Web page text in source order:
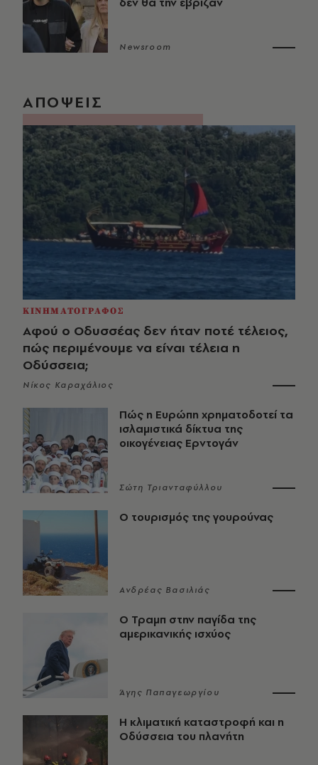
Newsroom
ΑΠΟΨΕΙΣ
ΚΙΝΗΜΑΤΟΓΡΑΦΟΣ
Αφού ο Οδυσσέας δεν ήταν ποτέ τέλειος,
πώς περιμένουμε να είναι τέλεια η
Οδύσσεια;
Νίκος Καραχάλιος
Πώς η Ευρώπη χρηματοδοτεί τα
ισλαμιστικά δίκτυα της
οικογένειας Ερντογάν
Σώτη Τριανταφύλλου
Ο τουρισμός της γουρούνας
Ανδρέας Βασιλιάς
Ο Τραμπ στην παγίδα της
αμερικανικής ισχύος
Άγης Παπαγεωργίου
Η κλιματική καταστροφή και η
Οδύσσεια του πλανήτη